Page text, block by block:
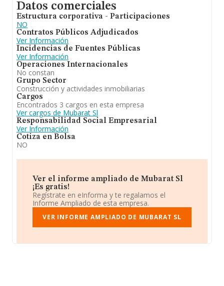
Datos comerciales
Estructura corporativa - Participaciones
NO
Contratos Públicos Adjudicados
Ver Información
Incidencias de Fuentes Públicas
Ver Información
Operaciones Internacionales
No constan
Grupo Sector
Construcción y actividades inmobiliarias
Cargos
Encontrados 3 cargos en esta empresa
Ver cargos de Mubarat Sl
Responsabilidad Social Empresarial
Ver Información
Cotiza en Bolsa
NO
Ver el informe ampliado de Mubarat Sl
¡Es gratis!
Regístrate en eInforma y te regalamos el
Informe Ampliado de esta empresa.
VER INFORME AMPLIADO DE MUBARAT SL